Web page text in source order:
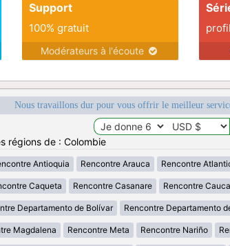
Support
100% gratuit
Modérateurs à l'écoute
Nous travaillons dur pour vous offrir le meilleur
régions de : Colombie
Antioquia Rencontre Arauca Rencontre
Caqueta Rencontre Casanare Rencontre Cauca
Departamento de Bolívar Rencontre Departamento
Magdalena Rencontre Meta Rencontre Nariño